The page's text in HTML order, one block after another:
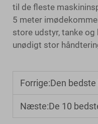
til de fleste
5 meter
store udstyr, tanke
unødigt stor
Forrige:Den bedste
Næste:De 10 bedste